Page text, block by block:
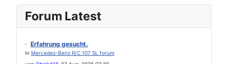
Forum Latest
Erfahrung gesucht.
In Mercedes-Benz R/C 107 SL forum